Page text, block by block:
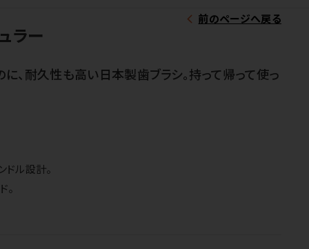
前のページへ戻る
ラー
、耐久性も高い日本製歯ブラシ。持って帰って使っ
ル設計。
。